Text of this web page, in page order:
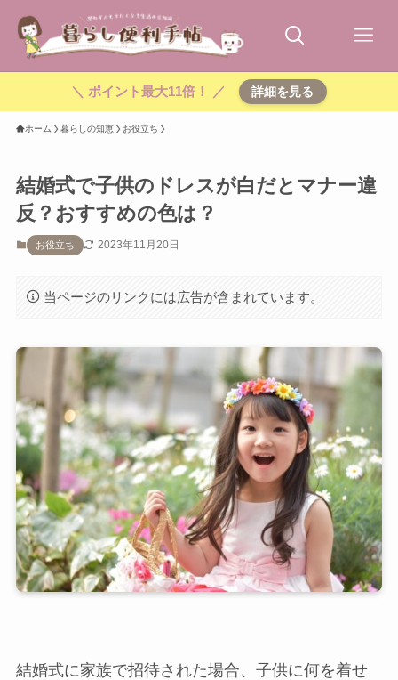
＼ ポイント最大11倍！ ／ 詳細を見る
ホーム 暮らしの知恵 お役立ち
結婚式で子供のドレスが白だとマナー違
反？おすすめの色は？
お役立ち 2023年11月20日
当ページのリンクには広告が含まれています。
結婚式に家族で招待された場合、子供に何を着せ